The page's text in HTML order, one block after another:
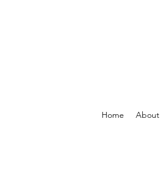
Home About